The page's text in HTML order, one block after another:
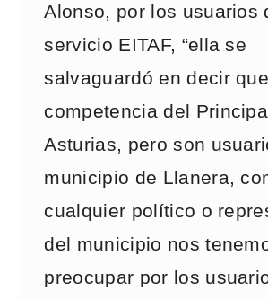
Alonso, por los usuarios
servicio EITAF, “ella se
salvaguardó en decir
competencia del
Asturias, pero son
municipio de Llanera,
cualquier político o
del municipio nos
preocupar por los